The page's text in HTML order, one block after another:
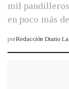
mil
en poco más
porRedacción Diario